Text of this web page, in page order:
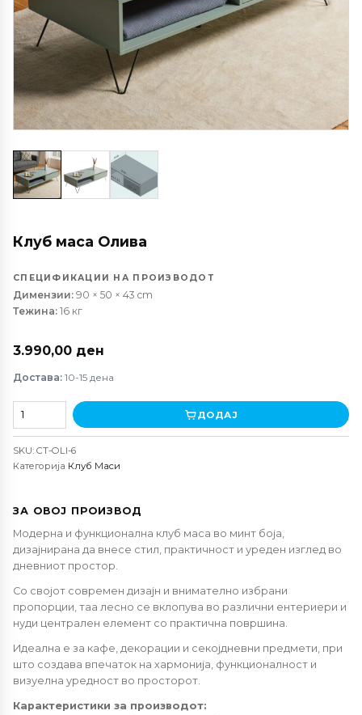
Клуб маса Олива
СПЕЦИФИКАЦИИ НА ПРОИЗВОДОТ
Димензии: 90 × 50 × 43 cm
Тежина: 16 кг
3.990,00 ден
Достава: 10-15 дена
Олива
количина
ДОДАЈ
SKU: CT-OLI-6
Категорија Клуб Маси
ЗА ОВОЈ ПРОИЗВОД
Модерна и функционална клуб маса во минт боја,
дизајнирана да внесе стил, практичност и уреден изглед во
дневниот простор.
Со својот современ дизајн и внимателно избрани
пропорции, таа лесно се вклопува во различни ентериери и
нуди централен елемент со практична површина.
Идеална е за кафе, декорации и секојдневни предмети, при
што создава впечаток на хармонија, функционалност и
визуелна уредност во просторот.
Карактеристики за производот: